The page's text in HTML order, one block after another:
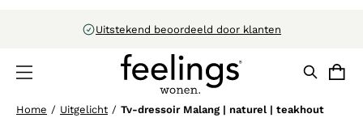
Uitstekend beoordeeld door klanten
Home / Uitgelicht / Tv-dressoir Malang | naturel | teakhout